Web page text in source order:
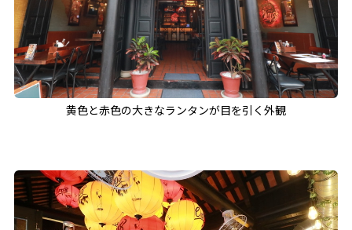
黄色と赤色の大きなランタンが目を引く外観